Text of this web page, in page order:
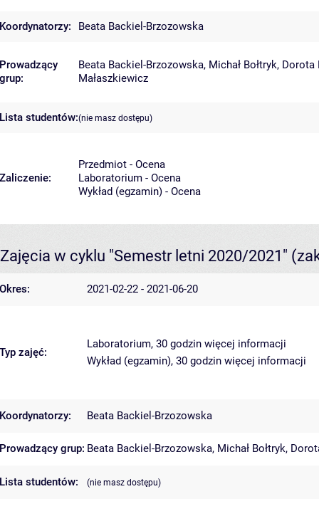
Koordynatorzy: Beata Backiel-Brzozowska
Prowadzący
grup:
Beata Backiel-Brzozowska, Michał Bołtryk, Dorota
Małaszkiewicz
Lista studentów:(nie masz dostępu)
Zaliczenie:
Przedmiot - Ocena
Laboratorium - Ocena
Wykład (egzamin) - Ocena
Zajęcia w cyklu "Semestr letni 2020/2021"
Okres: 2021-02-22 - 2021-06-20
Typ zajęć:
Laboratorium, 30 godzin więcej informacji
Wykład (egzamin), 30 godzin więcej informacji
Koordynatorzy: Beata Backiel-Brzozowska
Prowadzący grup: Beata Backiel-Brzozowska, Michał Bołtryk,
Lista studentów: (nie masz dostępu)